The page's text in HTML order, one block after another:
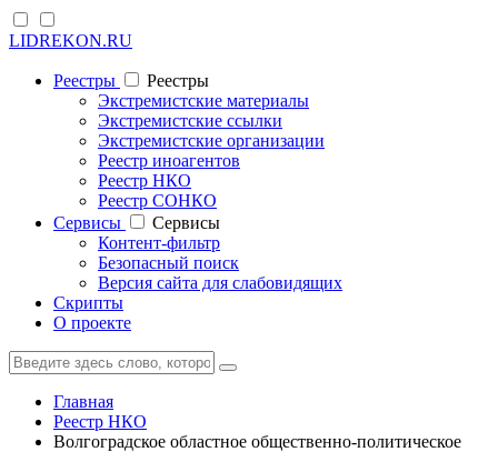
LIDREKON.RU
Реестры
Реестры
Экстремистские материалы
Экстремистские ссылки
Экстремистские организации
Реестр иноагентов
Реестр НКО
Реестр СОНКО
Cервисы
Cервисы
Контент-фильтр
Безопасный поиск
Версия сайта для слабовидящих
Скрипты
О проекте
Главная
Реестр НКО
Волгоградское областное общественно-политическое